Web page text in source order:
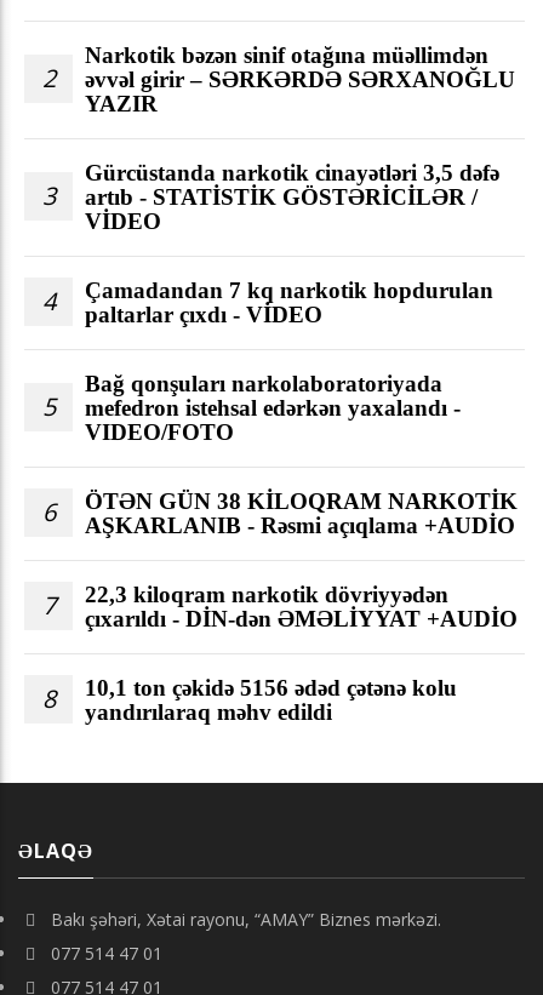
2
Narkotik bəzən sinif otağına müəllimdən
əvvəl girir – SƏRKƏRDƏ SƏRXANOĞLU
YAZIR
3
Gürcüstanda narkotik cinayətləri 3,5 dəfə
artıb - STATİSTİK GÖSTƏRİCİLƏR /
VİDEO
4
Çamadandan 7 kq narkotik hopdurulan
paltarlar çıxdı - VİDEO
5
Bağ qonşuları narkolaboratoriyada
mefedron istehsal edərkən yaxalandı -
VIDEO/FOTO
6
ÖTƏN GÜN 38 KİLOQRAM NARKOTİK
AŞKARLANIB - Rəsmi açıqlama +AUDİO
7
22,3 kiloqram narkotik dövriyyədən
çıxarıldı - DİN-dən ƏMƏLİYYAT +AUDİO
8
10,1 ton çəkidə 5156 ədəd çətənə kolu
yandırılaraq məhv edildi
ƏLAQƏ
Bakı şəhəri, Xətai rayonu, “AMAY” Biznes mərkəzi.
077 514 47 01
077 514 47 01